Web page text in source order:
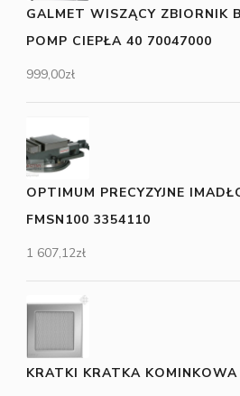
GALMET WISZĄCY ZBIORNIK
POMP CIEPŁA 40 70047000
999,00zł
OPTIMUM PRECYZYJNE
FMSN100 3354110
1 607,12zł
KRATKI KRATKA